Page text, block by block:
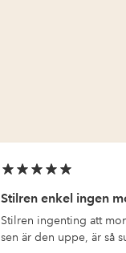
Stilren enkel ingen
Stilren ingenting att
sen är den uppe, är så